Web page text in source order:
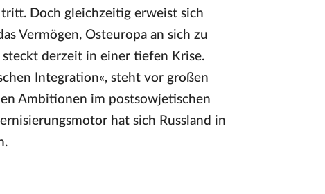
Doch gleichzeitig erweist sich
Vermögen, Osteuropa an sich zu
derzeit in einer tiefen Krise.
Integration«, steht vor großen
Ambitionen im postsowjetischen
hat sich Russland in